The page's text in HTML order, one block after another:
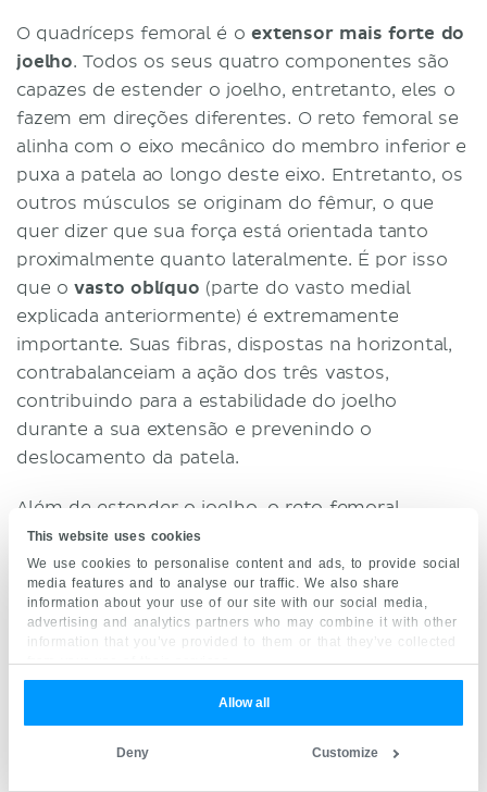
This website uses cookies
We use cookies to personalise content and ads, to provide social
media features and to analyse our traffic. We also share
information about your use of our site with our social media,
advertising and analytics partners who may combine it with other
information that you’ve provided to them or that they’ve collected
from your use of their services.
Allow all
Customize
Deny
O quadríceps femoral é o extensor mais forte do
joelho. Todos os seus quatro componentes são
capazes de estender o joelho, entretanto, eles o
fazem em direções diferentes. O reto femoral se
alinha com o eixo mecânico do membro inferior e
puxa a patela ao longo deste eixo. Entretanto, os
outros músculos se originam do fêmur, o que
quer dizer que sua força está orientada tanto
proximalmente quanto lateralmente. É por isso
que ovasto oblíquo (parte do vasto medial
explicada anteriormente) é extremamente
importante. Suas fibras, dispostas na horizontal,
contrabalanceiam a ação dos três vastos,
contribuindo para a estabilidade do joelho
durante a sua extensão e prevenindo o
deslocamento da patela.
Além de estender o joelho, o reto femoral
também possui ações adicionais, já que ele cruza
tanto a articulação do quadril com o a do joelho.
Ao agir na articulação do quadril ele ajuda na
flexão da coxa. Quando sua inserção patelar está
fixa, esse músculo ajuda na flexão da pelve
anteriormente, em direção à coxa. O reto femoral
também é capaz de fletir o quadril e extender o